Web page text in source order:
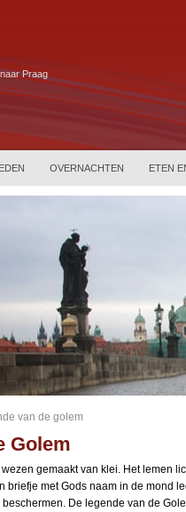
Praag
OVERNACHTEN ETEN
van de golem
Golem
gemaakt van klei. Het lemen
briefje met Gods naam in de mond
De legende van de